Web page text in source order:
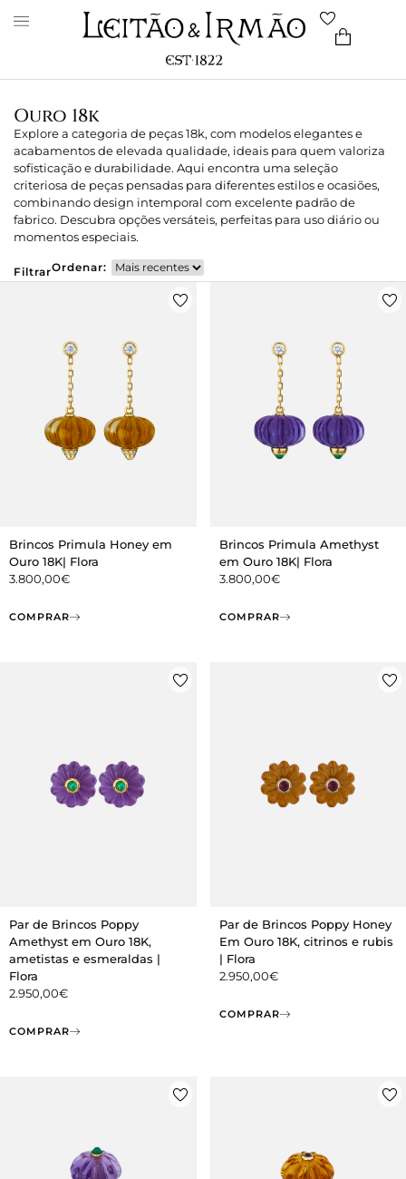
Ouro 18k
Explore a categoria de peças 18k, com modelos elegantes e
acabamentos de elevada qualidade, ideais para quem valoriza
sofisticação e durabilidade. Aqui encontra uma seleção
criteriosa de peças pensadas para diferentes estilos e ocasiões,
combinando design intemporal com excelente padrão de
fabrico. Descubra opções versáteis, perfeitas para uso diário ou
momentos especiais.
FiltrarOrdenar:
Brincos Primula Honey em
Ouro 18K| Flora
3.800,00€
COMPRAR
Brincos Primula Amethyst
em Ouro 18K| Flora
3.800,00€
COMPRAR
Par de Brincos Poppy
Amethyst em Ouro 18K,
ametistas e esmeraldas |
Flora
2.950,00€
COMPRAR
Par de Brincos Poppy Honey
Em Ouro 18K, citrinos e rubis
| Flora
2.950,00€
COMPRAR